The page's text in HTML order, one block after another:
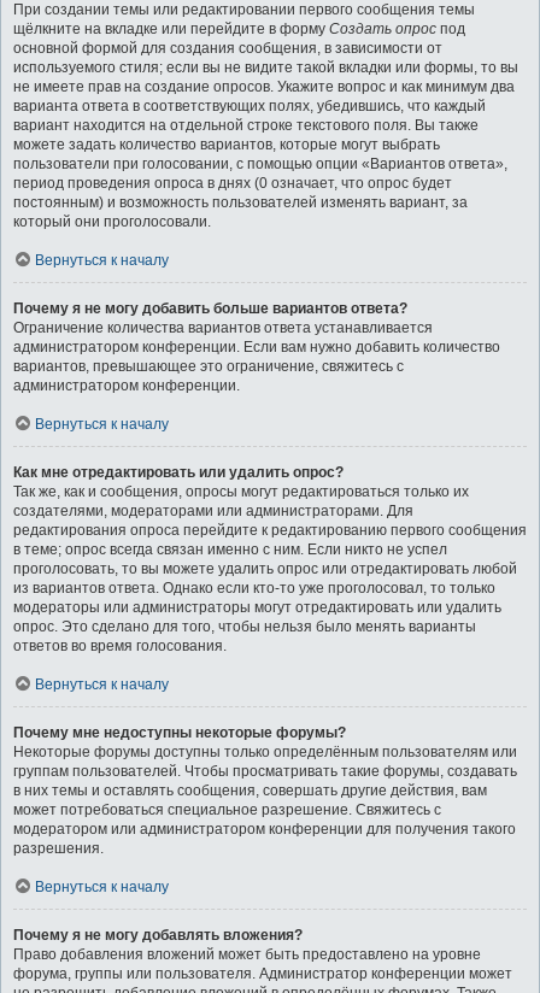
При создании темы или редактировании первого сообщения темы
щёлкните на вкладке или перейдите в форму Создать опрос под
основной формой для создания сообщения, в зависимости от
используемого стиля; если вы не видите такой вкладки или формы, то вы
не имеете прав на создание опросов. Укажите вопрос и как минимум два
варианта ответа в соответствующих полях, убедившись, что каждый
вариант находится на отдельной строке текстового поля. Вы также
можете задать количество вариантов, которые могут выбрать
пользователи при голосовании, с помощью опции «Вариантов ответа»,
период проведения опроса в днях (0 означает, что опрос будет
постоянным) и возможность пользователей изменять вариант, за
который они проголосовали.
Вернуться к началу
Почему я не могу добавить больше вариантов ответа?
Ограничение количества вариантов ответа устанавливается
администратором конференции. Если вам нужно добавить количество
вариантов, превышающее это ограничение, свяжитесь с
администратором конференции.
Вернуться к началу
Как мне отредактировать или удалить опрос?
Так же, как и сообщения, опросы могут редактироваться только их
создателями, модераторами или администраторами. Для
редактирования опроса перейдите к редактированию первого сообщения
в теме; опрос всегда связан именно с ним. Если никто не успел
проголосовать, то вы можете удалить опрос или отредактировать любой
из вариантов ответа. Однако если кто-то уже проголосовал, то только
модераторы или администраторы могут отредактировать или удалить
опрос. Это сделано для того, чтобы нельзя было менять варианты
ответов во время голосования.
Вернуться к началу
Почему мне недоступны некоторые форумы?
Некоторые форумы доступны только определённым пользователям или
группам пользователей. Чтобы просматривать такие форумы, создавать
в них темы и оставлять сообщения, совершать другие действия, вам
может потребоваться специальное разрешение. Свяжитесь с
модератором или администратором конференции для получения такого
разрешения.
Вернуться к началу
Почему я не могу добавлять вложения?
Право добавления вложений может быть предоставлено на уровне
форума, группы или пользователя. Администратор конференции может